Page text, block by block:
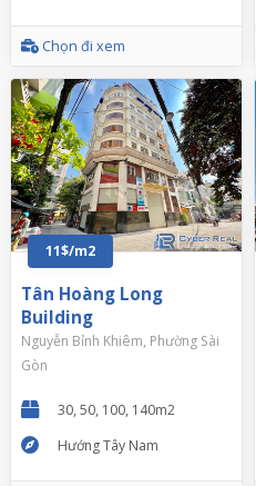
Chọn đi xem
11$/m2
Tân Hoàng Long
Building
Nguyễn Bỉnh Khiêm, Phường Sài
Gòn
30, 50, 100, 140m2
Hướng Tây Nam